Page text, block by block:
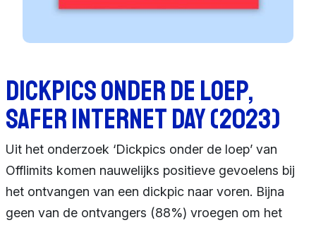
Dickpics onder de loep,
Safer internet day (2023)
Uit het onderzoek ‘Dickpics onder de loep’ van
Offlimits komen nauwelijks positieve gevoelens bij
het ontvangen van een dickpic naar voren. Bijna
geen van de ontvangers (88%) vroegen om het